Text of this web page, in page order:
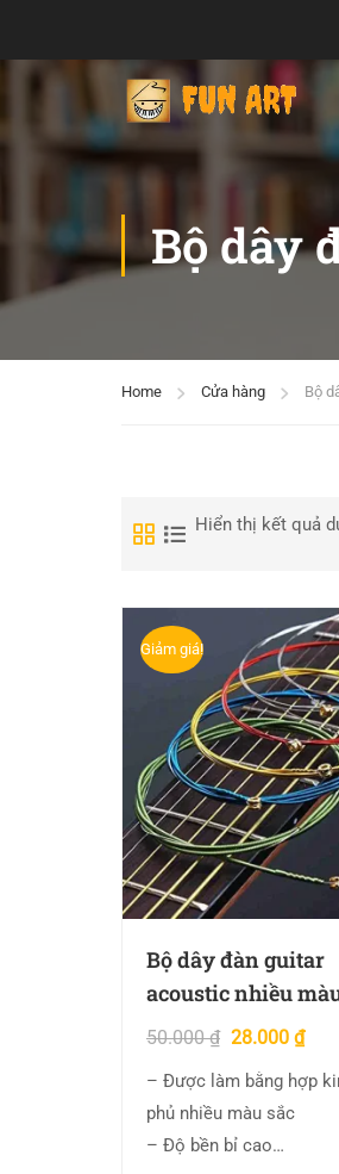
Bộ dây
Home Cửa hàng Bộ
Hiển thị kết quả
Giảm giá!
Bộ dây đàn guitar
acoustic nhiều
50.000₫ 28.000 ₫
– Được làm bằng hợp
phủ nhiều màu sắc
– Độ bền bỉ cao